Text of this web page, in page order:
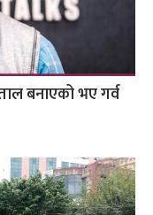
बनाएको भए गर्व